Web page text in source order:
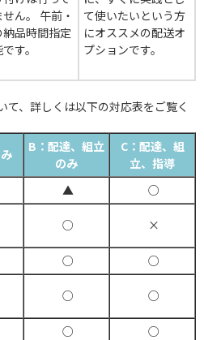
ん。 午前・
納品時間指定
す。
て使いたいという方
にオススメの配送オ
プションです。
、詳しくは以下の対応表をご覧く
B：配達、組立
のみ
C：配達、組
立、指導
▲
○
○ ×
○
○
○ ○
○
○